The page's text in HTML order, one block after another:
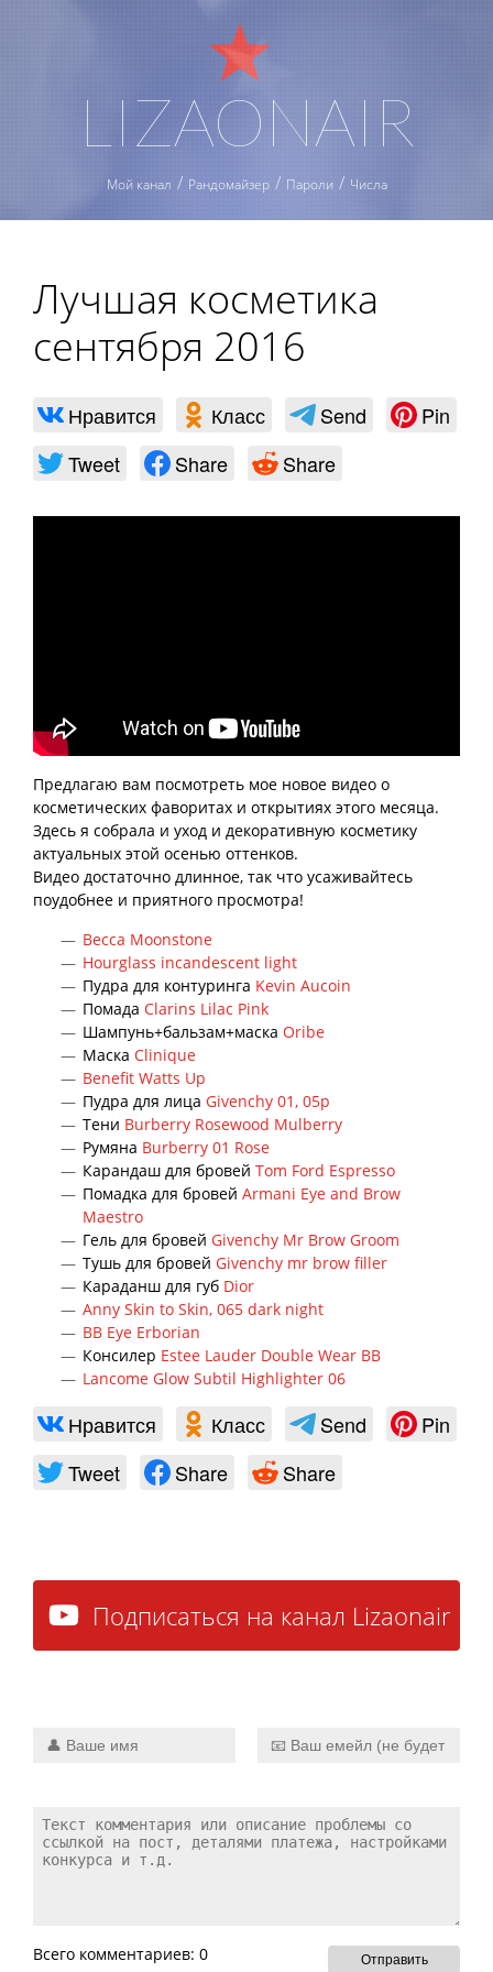
LIZAONAIR
Мой канал Рандомайзер Пароли Числа
Лучшая косметика
сентября 2016
Нравится Класс Send
Pin
Tweet
Share Share
Предлагаю вам посмотреть мое новое видео о
косметических фаворитах и открытиях этого месяца.
Здесь я собрала и уход и декоративную косметику
актуальных этой осенью оттенков.
Видео достаточно длинное, так что усаживайтесь
поудобнее и приятного просмотра!
Becca Moonstone
Hourglass incandescent light
Пудра для контуринга Kevin Aucoin
Помада Clarins Lilac Pink
Шампунь+бальзам+маска Oribe
Маска Clinique
Benefit Watts Up
Пудра для лица Givenchy 01, 05p
Тени Burberry Rosewood Mulberry
Румяна Burberry 01 Rose
Карандаш для бровей Tom Ford Espresso
Помадка для бровей Armani Eye and Brow
Maestro
Гель для бровей Givenchy Mr Brow Groom
Тушь для бровей Givenchy mr brow filler
Караданш для губ Dior
Anny Skin to Skin, 065 dark night
BB Eye Erborian
Консилер Estee Lauder Double Wear BB
Lancome Glow Subtil Highlighter 06
Нравится Класс Send
Pin
Tweet
Share Share
Подписаться на канал Lizaonair
Всего комментариев: 0